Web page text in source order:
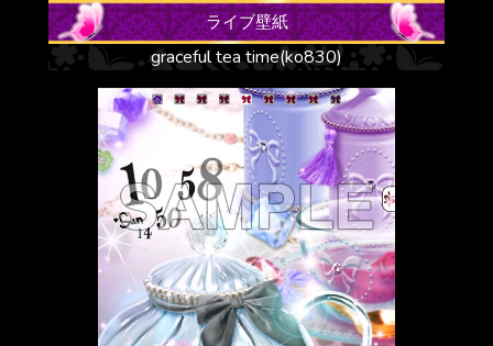
ライブ壁紙
graceful tea time(ko830)